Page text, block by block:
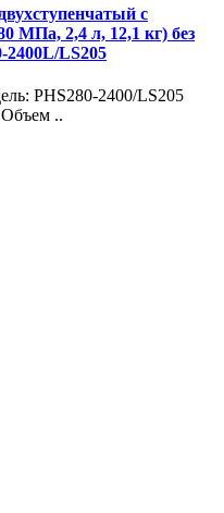
с
МПа, 2,4 л, 12,1 кг) без
2400L/LS205
PHS280-2400/LS205
..